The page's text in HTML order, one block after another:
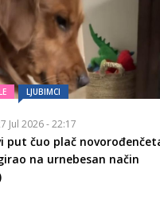
LJUBIMCI
Jul 2026 - 22:17
put čuo plač
na urnebesan način